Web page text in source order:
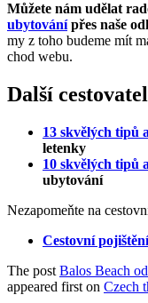
Můžete nám udělat
ubytovánípřes naše
my z toho budeme mít
chod webu.
Další
13 skvělých tipů
letenky
10 skvělých tipů
ubytování
Nezapomeňte na
Cestovní
The post Balos Beach
appeared first on Czech